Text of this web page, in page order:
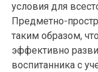
условия для
Предметно-
таким образом,
эффективно
воспитанника с